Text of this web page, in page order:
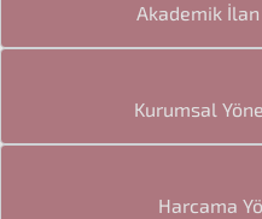
Akademik
Kurumsal
Harcama